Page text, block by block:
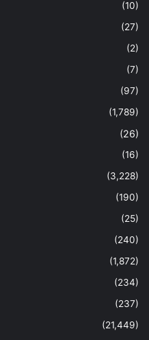
(10)
(27)
(2)
(7)
(97)
(1,789)
(26)
(16)
(3,228)
(190)
(25)
(240)
(1,872)
(234)
(237)
(21,449)